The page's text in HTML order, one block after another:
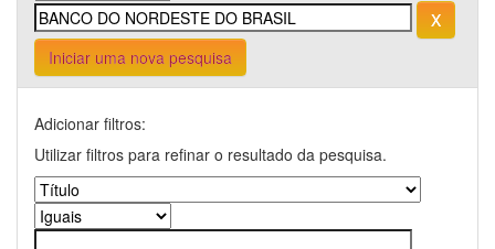
Iniciar uma nova pesquisa
Adicionar filtros:
Utilizar filtros para refinar o resultado da pesquisa.